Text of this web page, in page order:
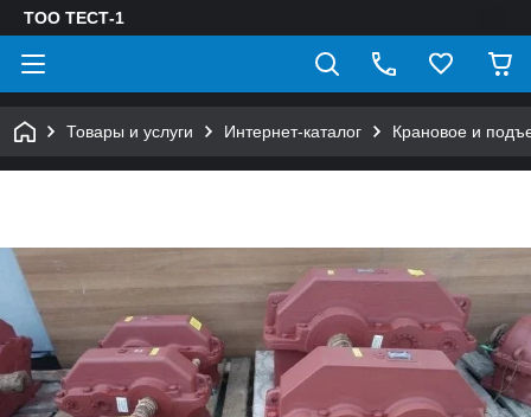
ТОО ТЕСТ-1
Товары и услуги Интернет-каталог Крановое и